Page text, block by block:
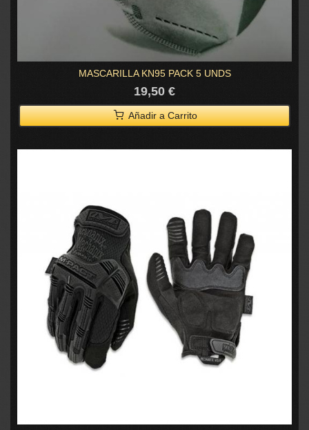
MASCARILLA KN95 PACK 5 UNDS
19,50 €
Añadir a Carrito